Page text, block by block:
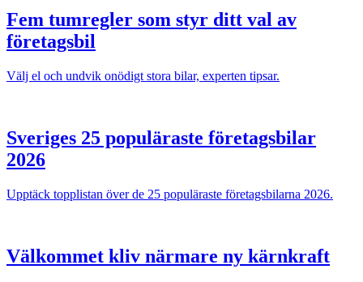
Fem tumregler som styr ditt val av
företagsbil
Välj el och undvik onödigt stora bilar, experten tipsar.
Sveriges 25 populäraste företagsbilar
2026
Upptäck topplistan över de 25 populäraste företagsbilarna 2026.
Välkommet kliv närmare ny kärnkraft